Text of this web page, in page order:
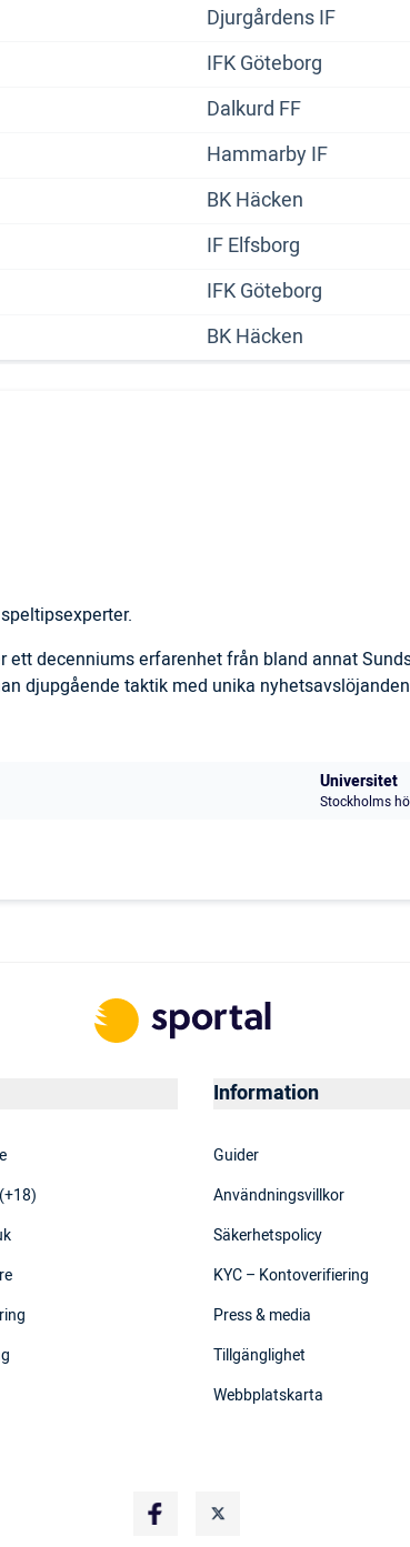
Djurgårdens IF
IFK Göteborg
Dalkurd FF
Hammarby IF
BK Häcken
IF Elfsborg
IFK Göteborg
BK Häcken
decenniums erfarenhet från bland annat
djupgående taktik med unika
Universitet
Stockholms
Information
Guider
Användningsvillkor
Säkerhetspolicy
KYC – Kontoverifiering
Press & media
Tillgänglighet
Webbplatskarta